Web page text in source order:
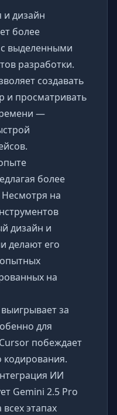
и дизайн
более
выделенными
разработки.
создавать
и просматривать
—
более
на
дизайн и
делают его
на
за
для
побеждает
кодирования.
ИИ
Gemini 2.5 Pro
этапах